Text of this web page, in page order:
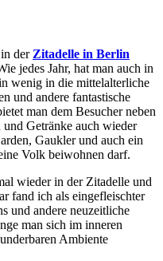
der Zitadelle in Berlin
jedes Jahr, hat man auch in
wenig in die mittelalterliche
und andere fantastische
man dem Besucher neben
Getränke auch wieder
Gaukler und auch ein
Volk beiwohnen darf.
wieder in der Zitadelle und
fand ich als eingefleischter
und andere neuzeitliche
man sich im inneren
Ambiente